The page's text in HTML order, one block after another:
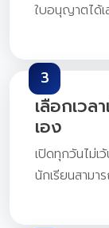
ใบอนุญาตได้เ
3
เลือกเวล
เอง
เปิดทุกวันไม่
นักเรียนสามา